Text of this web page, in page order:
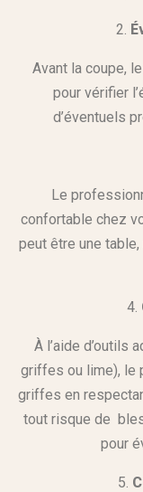
Avant la coupe,
pour vérifier
d’éventuels
Le
confortable chez
peut être une
4.
À l’aide d’outils
griffes ou lime), le
griffes en
tout risque de
pour
5.